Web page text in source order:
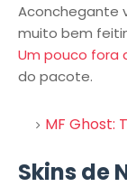
Aconchegante
muito bem
Um pouco fora
do pacote.
MF Ghost:
Skins de